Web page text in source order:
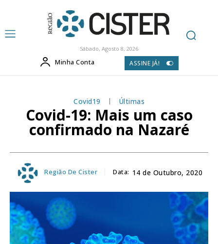
Sábado, Agosto 8, 2026
Minha Conta ASSINE JÁ!
Covid19 Últimas
Covid-19: Mais um caso
confirmado na Nazaré
Região De Cister Data: 14 de Outubro, 2020